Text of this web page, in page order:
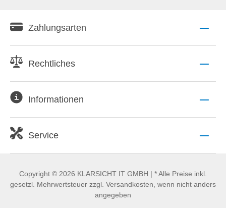
Zahlungsarten
Rechtliches
Informationen
Service
Copyright © 2026 KLARSICHT IT GMBH | * Alle Preise inkl.
gesetzl. Mehrwertsteuer zzgl. Versandkosten, wenn nicht anders
angegeben